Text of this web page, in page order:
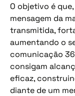
O objetivo é
mensagem da
transmitida,
aumentando o
comunicação
consigam
eficaz,
diante de um